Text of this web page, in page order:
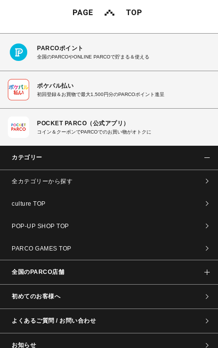
PARCOポイント
全国のPARCOやONLINE PARCOで貯まる＆使える
ポケパル払い
初回登録＆お買物で最大1,500円分のPARCOポイント進呈
POCKET PARCO（公式アプリ）
コイン＆クーポンでPARCOでのお買い物がオトクに
カテゴリー
全カテゴリーから探す
culture TOP
POP-UP SHOP TOP
PARCO GAMES TOP
全国のPARCO店舗
初めてのお客様へ
よくあるご質問 / お問い合わせ
お知らせ